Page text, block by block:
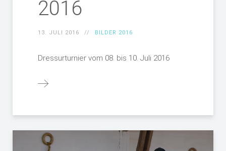
2016
13. JULI 2016 BILDER 2016
Dressurturnier vom 08. bis 10. Juli 2016